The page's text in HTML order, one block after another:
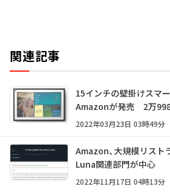
関連記事
15インチの壁掛けスマ
Amazonが発売 2万
2022年03月23日 03時49分
Amazon、大規模リス
Luna関連部門が中心
2022年11月17日 04時13分